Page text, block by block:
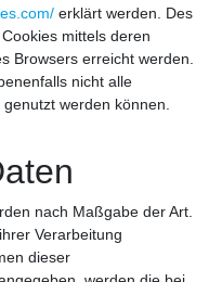
erklärt werden. Des
mittels deren
Browsers erreicht werden.
nicht alle
werden können.
nach Maßgabe der Art.
Verarbeitung
dieser